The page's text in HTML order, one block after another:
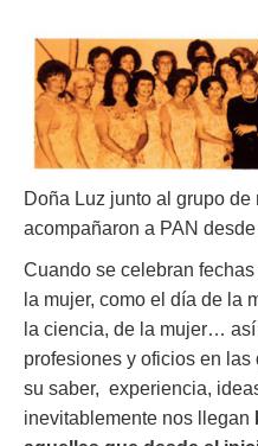
Doña Luz junto al grupo
acompañaron a PAN
Cuando se celebran
la mujer, como el día de la
la ciencia, de la mujer…
profesiones y oficios en
su saber, experiencia,
inevitablemente nos llegan